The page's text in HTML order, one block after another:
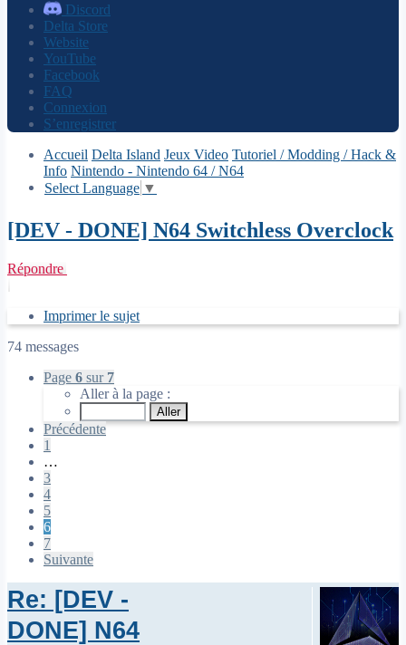
Discord
Delta Store
Website
YouTube
Facebook
FAQ
Connexion
S’enregistrer
Accueil Delta Island Jeux Video Tutoriel / Modding / Hack &
Info Nintendo - Nintendo 64 / N64
Select Language ▼
[DEV - DONE] N64 Switchless Overclock
Répondre
Imprimer le sujet
74 messages
Page 6 sur 7
Aller à la page :
Précédente
1
…
3
4
5
6
7
Suivante
Re: [DEV -
DONE] N64